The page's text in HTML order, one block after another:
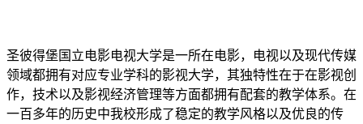
圣彼得堡国立电影电视大学是一所在电影，电视以及现代传媒
领域都拥有对应专业学科的影视大学，其独特性在于在影视创
作，技术以及影视经济管理等方面都拥有配套的教学体系。在
一百多年的历史中我校形成了稳定的教学风格以及优良的传